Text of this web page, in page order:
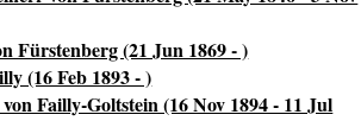
Fürstenberg (21 Jun 1869 - )
(16 Feb 1893 - )
Failly-Goltstein (16 Nov 1894 - 11 Jul